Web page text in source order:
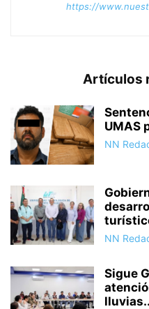
https://
Artículos
UMAS
NN
NN
Sigue